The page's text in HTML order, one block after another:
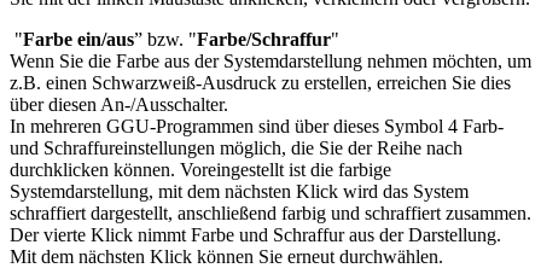
"Farbe ein/aus” bzw. "Farbe/Schraffur"
Wenn Sie die Farbe aus der Systemdarstellung nehmen möchten, um
z.B. einen Schwarzweiß-Ausdruck zu erstellen, erreichen Sie dies
über diesen An-/Ausschalter.
In mehreren GGU-Programmen sind über dieses Symbol 4 Farb-
und Schraffureinstellungen möglich, die Sie der Reihe nach
durchklicken können. Voreingestellt ist die farbige
Systemdarstellung, mit dem nächsten Klick wird das System
schraffiert dargestellt, anschließend farbig und schraffiert zusammen.
Der vierte Klick nimmt Farbe und Schraffur aus der Darstellung.
Mit dem nächsten Klick können Sie erneut durchwählen.